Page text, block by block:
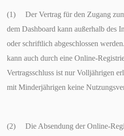
(1) Der Vertrag für den Zugang
dem Dashboard kann außerhalb des
oder schriftlich abgeschlossen
kann auch durch eine Online-
Vertragsschluss ist nur Volljährigen
mit Minderjährigen keine
(2) Die Absendung der Online-